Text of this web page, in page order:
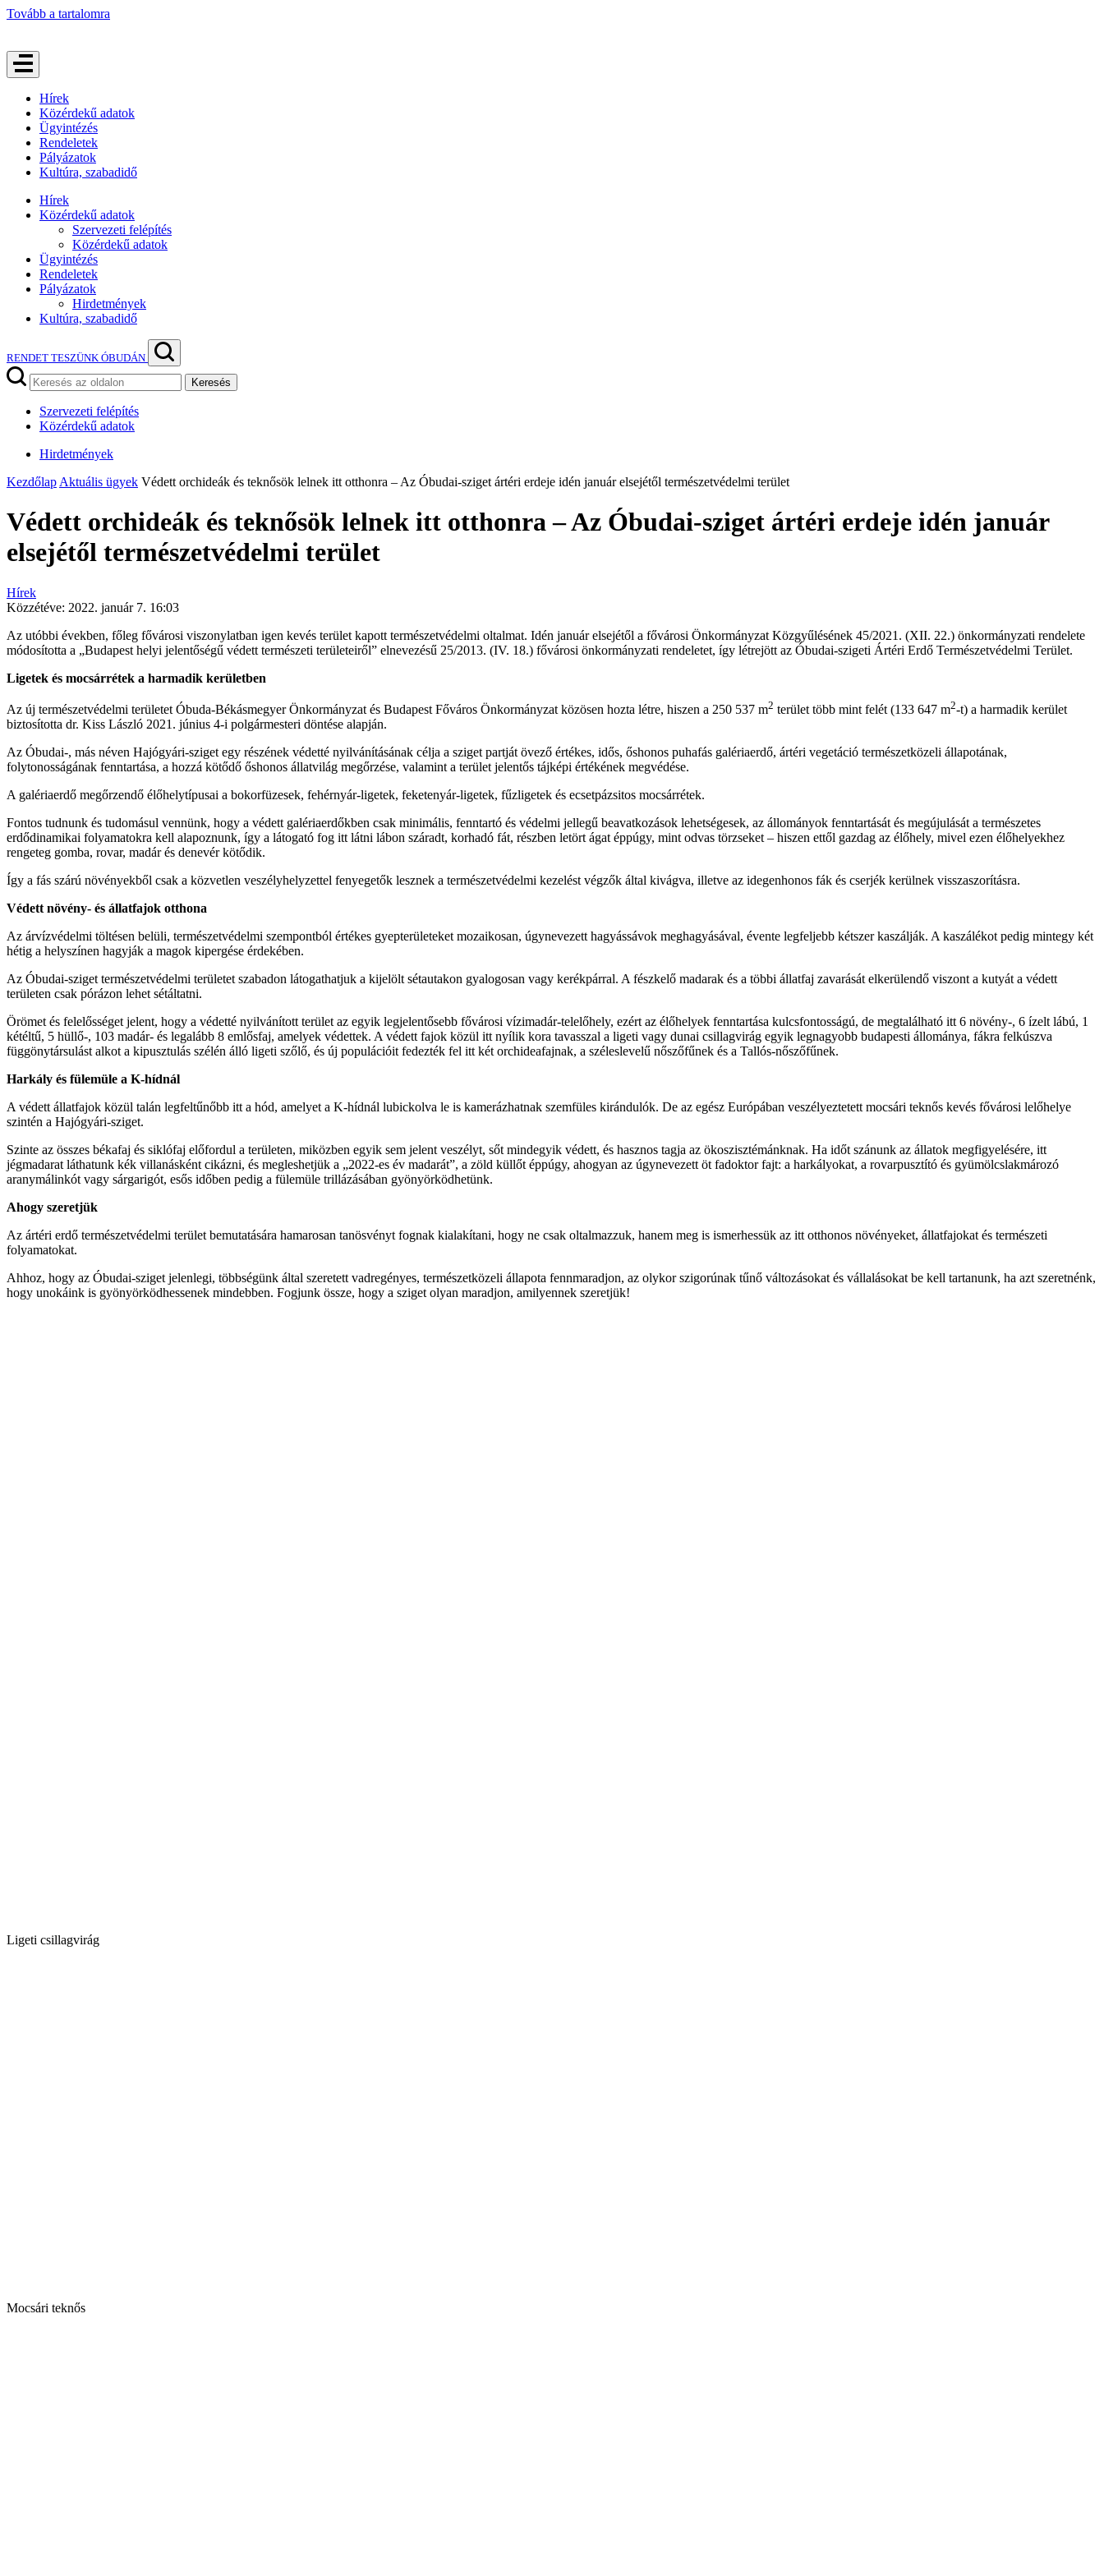
Tovább a tartalomra
Hírek
Közérdekű adatok
Ügyintézés
Rendeletek
Pályázatok
Kultúra, szabadidő
Hírek
Közérdekű adatok
Szervezeti felépítés
Közérdekű adatok
Ügyintézés
Rendeletek
Pályázatok
Hirdetmények
Kultúra, szabadidő
RENDET TESZÜNK ÓBUDÁN
Keresés
Szervezeti felépítés
Közérdekű adatok
Hirdetmények
Kezdőlap Aktuális ügyek Védett orchideák és teknősök lelnek itt otthonra – Az Óbudai-sziget ártéri erdeje idén január elsejétől természetvédelmi terület
Védett orchideák és teknősök lelnek itt otthonra – Az Óbudai-sziget ártéri erdeje idén január
elsejétől természetvédelmi terület
Hírek
Közzétéve: 2022. január 7. 16:03
Az utóbbi években, főleg fővárosi viszonylatban igen kevés terület kapott természetvédelmi oltalmat. Idén január elsejétől a fővárosi Önkormányzat Közgyűlésének 45/2021. (XII. 22.) önkormányzati rendelete
módosította a „Budapest helyi jelentőségű védett természeti területeiről” elnevezésű 25/2013. (IV. 18.) fővárosi önkormányzati rendeletet, így létrejött az Óbudai-szigeti Ártéri Erdő Természetvédelmi Terület.
Ligetek és mocsárrétek a harmadik kerületben
Az új természetvédelmi területet Óbuda-Békásmegyer Önkormányzat és Budapest Főváros Önkormányzat közösen hozta létre, hiszen a 250 537 m2 terület több mint felét (133 647 m2-t) a harmadik kerület
biztosította dr. Kiss László 2021. június 4-i polgármesteri döntése alapján.
Az Óbudai-, más néven Hajógyári-sziget egy részének védetté nyilvánításának célja a sziget partját övező értékes, idős, őshonos puhafás galériaerdő, ártéri vegetáció természetközeli állapotának,
folytonosságának fenntartása, a hozzá kötődő őshonos állatvilág megőrzése, valamint a terület jelentős tájképi értékének megvédése.
A galériaerdő megőrzendő élőhelytípusai a bokorfüzesek, fehérnyár-ligetek, feketenyár-ligetek, fűzligetek és ecsetpázsitos mocsárrétek.
Fontos tudnunk és tudomásul vennünk, hogy a védett galériaerdőkben csak minimális, fenntartó és védelmi jellegű beavatkozások lehetségesek, az állományok fenntartását és megújulását a természetes
erdődinamikai folyamatokra kell alapoznunk, így a látogató fog itt látni lábon száradt, korhadó fát, részben letört ágat éppúgy, mint odvas törzseket – hiszen ettől gazdag az élőhely, mivel ezen élőhelyekhez
rengeteg gomba, rovar, madár és denevér kötődik.
Így a fás szárú növényekből csak a közvetlen veszélyhelyzettel fenyegetők lesznek a természetvédelmi kezelést végzők által kivágva, illetve az idegenhonos fák és cserjék kerülnek visszaszorításra.
Védett növény- és állatfajok otthona
Az árvízvédelmi töltésen belüli, természetvédelmi szempontból értékes gyepterületeket mozaikosan, úgynevezett hagyássávok meghagyásával, évente legfeljebb kétszer kaszálják. A kaszálékot pedig mintegy két
hétig a helyszínen hagyják a magok kipergése érdekében.
Az Óbudai-sziget természetvédelmi területet szabadon látogathatjuk a kijelölt sétautakon gyalogosan vagy kerékpárral. A fészkelő madarak és a többi állatfaj zavarását elkerülendő viszont a kutyát a védett
területen csak pórázon lehet sétáltatni.
Örömet és felelősséget jelent, hogy a védetté nyilvánított terület az egyik legjelentősebb fővárosi vízimadár-telelőhely, ezért az élőhelyek fenntartása kulcsfontosságú, de megtalálható itt 6 növény-, 6 ízelt lábú, 1
kétéltű, 5 hüllő-, 103 madár- és legalább 8 emlősfaj, amelyek védettek. A védett fajok közül itt nyílik kora tavasszal a ligeti vagy dunai csillagvirág egyik legnagyobb budapesti állománya, fákra felkúszva
függönytársulást alkot a kipusztulás szélén álló ligeti szőlő, és új populációit fedezték fel itt két orchideafajnak, a széleslevelű nőszőfűnek és a Tallós-nőszőfűnek.
Harkály és fülemüle a K-hídnál
A védett állatfajok közül talán legfeltűnőbb itt a hód, amelyet a K-hídnál lubickolva le is kamerázhatnak szemfüles kirándulók. De az egész Európában veszélyeztetett mocsári teknős kevés fővárosi lelőhelye
szintén a Hajógyári-sziget.
Szinte az összes békafaj és siklófaj előfordul a területen, miközben egyik sem jelent veszélyt, sőt mindegyik védett, és hasznos tagja az ökoszisztémánknak. Ha időt szánunk az állatok megfigyelésére, itt
jégmadarat láthatunk kék villanásként cikázni, és megleshetjük a „2022-es év madarát”, a zöld küllőt éppúgy, ahogyan az úgynevezett öt fadoktor fajt: a harkályokat, a rovarpusztító és gyümölcslakmározó
aranymálinkót vagy sárgarigót, esős időben pedig a fülemüle trillázásában gyönyörködhetünk.
Ahogy szeretjük
Az ártéri erdő természetvédelmi terület bemutatására hamarosan tanösvényt fognak kialakítani, hogy ne csak oltalmazzuk, hanem meg is ismerhessük az itt otthonos növényeket, állatfajokat és természeti
folyamatokat.
Ahhoz, hogy az Óbudai-sziget jelenlegi, többségünk által szeretett vadregényes, természetközeli állapota fennmaradjon, az olykor szigorúnak tűnő változásokat és vállalásokat be kell tartanunk, ha azt szeretnénk,
hogy unokáink is gyönyörködhessenek mindebben. Fogjunk össze, hogy a sziget olyan maradjon, amilyennek szeretjük!
Ligeti csillagvirág
Mocsári teknős